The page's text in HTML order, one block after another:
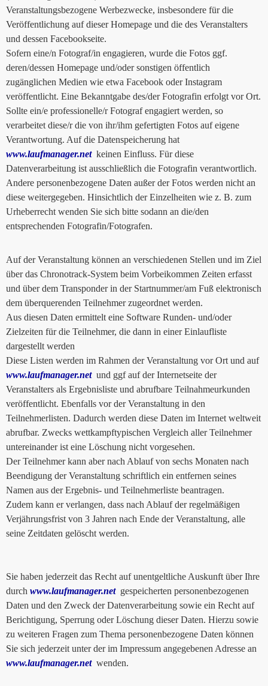
Veranstaltungsbezogene Werbezwecke, insbesondere für die
Veröffentlichung auf dieser Homepage und die des Veranstalters
und dessen Facebookseite.
Sofern eine/n Fotograf/in engagieren, wurde die Fotos ggf.
deren/dessen Homepage und/oder sonstigen öffentlich
zugänglichen Medien wie etwa Facebook oder Instagram
veröffentlicht. Eine Bekanntgabe des/der Fotografin erfolgt vor Ort.
Sollte ein/e professionelle/r Fotograf engagiert werden, so
verarbeitet diese/r die von ihr/ihm gefertigten Fotos auf eigene
Verantwortung. Auf die Datenspeicherung hat
www.laufmanager.netkeinen Einfluss. Für diese
Datenverarbeitung ist ausschließlich die Fotografin verantwortlich.
Andere personenbezogene Daten außer der Fotos werden nicht an
diese weitergegeben. Hinsichtlich der Einzelheiten wie z. B. zum
Urheberrecht wenden Sie sich bitte sodann an die/den
entsprechenden Fotografin/Fotografen.
Auf der Veranstaltung können an verschiedenen Stellen und im Ziel
über das Chronotrack-System beim Vorbeikommen Zeiten erfasst
und über dem Transponder in der Startnummer/am Fuß elektronisch
dem überquerenden Teilnehmer zugeordnet werden.
Aus diesen Daten ermittelt eine Software Runden- und/oder
Zielzeiten für die Teilnehmer, die dann in einer Einlaufliste
dargestellt werden
Diese Listen werden im Rahmen der Veranstaltung vor Ort und auf
www.laufmanager.netund ggf auf der Internetseite der
Veranstalters als Ergebnisliste und abrufbare Teilnahmeurkunden
veröffentlicht. Ebenfalls vor der Veranstaltung in den
Teilnehmerlisten. Dadurch werden diese Daten im Internet weltweit
abrufbar. Zwecks wettkampftypischen Vergleich aller Teilnehmer
untereinander ist eine Löschung nicht vorgesehen.
Der Teilnehmer kann aber nach Ablauf von sechs Monaten nach
Beendigung der Veranstaltung schriftlich ein entfernen seines
Namen aus der Ergebnis- und Teilnehmerliste beantragen.
Zudem kann er verlangen, dass nach Ablauf der regelmäßigen
Verjährungsfrist von 3 Jahren nach Ende der Veranstaltung, alle
seine Zeitdaten gelöscht werden.
Sie haben jederzeit das Recht auf unentgeltliche Auskunft über Ihre
durch www.laufmanager.netgespeicherten personenbezogenen
Daten und den Zweck der Datenverarbeitung sowie ein Recht auf
Berichtigung, Sperrung oder Löschung dieser Daten. Hierzu sowie
zu weiteren Fragen zum Thema personenbezogene Daten können
Sie sich jederzeit unter der im Impressum angegebenen Adresse an
www.laufmanager.netwenden.